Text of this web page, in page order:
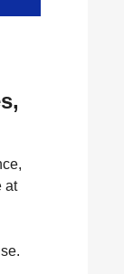
at